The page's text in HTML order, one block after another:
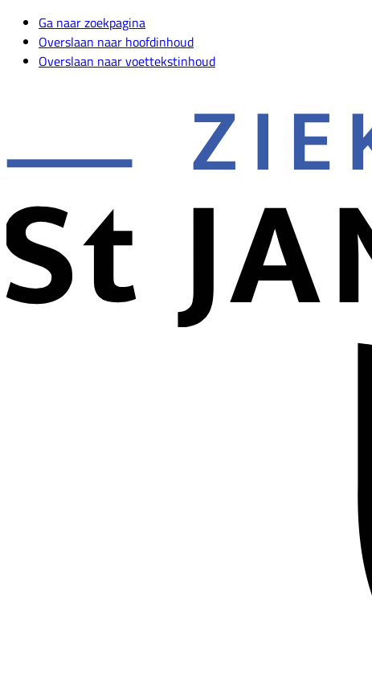
Ga naar zoekpagina
Overslaan naar hoofdinhoud
Overslaan naar voettekstinhoud